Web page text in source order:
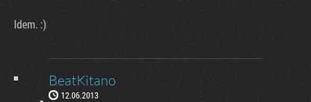
Idem. :)
BeatKitano
12.06.2013